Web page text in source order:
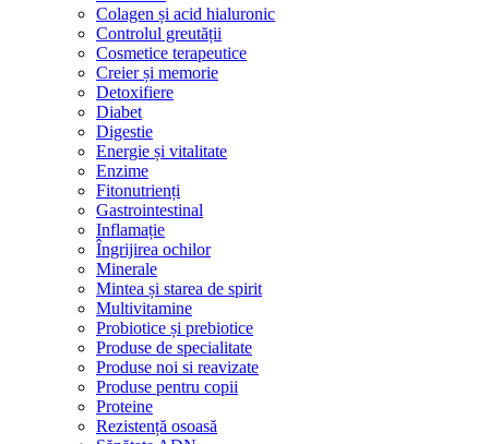
Colagen și acid hialuronic
Controlul greutății
Cosmetice terapeutice
Creier și memorie
Detoxifiere
Diabet
Digestie
Energie și vitalitate
Enzime
Fitonutrienți
Gastrointestinal
Inflamație
Îngrijirea ochilor
Minerale
Mintea și starea de spirit
Multivitamine
Probiotice și prebiotice
Produse de specialitate
Produse noi si reavizate
Produse pentru copii
Proteine
Rezistență osoasă